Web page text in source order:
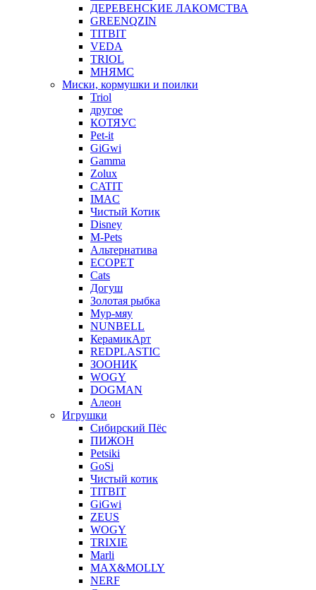
ДЕРЕВЕНСКИЕ ЛАКОМСТВА
GREENQZIN
TITBIT
VEDA
TRIOL
МНЯМС
Миски, кормушки и поилки
Triol
другое
КОТЯУС
Pet-it
GiGwi
Gamma
Zolux
CATIT
IMAC
Чистый Котик
Disney
M-Pets
Альтернатива
ECOPET
Cats
Догуш
Золотая рыбка
Мур-мяу
NUNBELL
КерамикАрт
REDPLASTIC
ЗООНИК
WOGY
DOGMAN
Алеон
Игрушки
Сибирский Пёс
ПИЖОН
Petsiki
GoSi
Чистый котик
TITBIT
GiGwi
ZEUS
WOGY
TRIXIE
Marli
MAX&MOLLY
NERF